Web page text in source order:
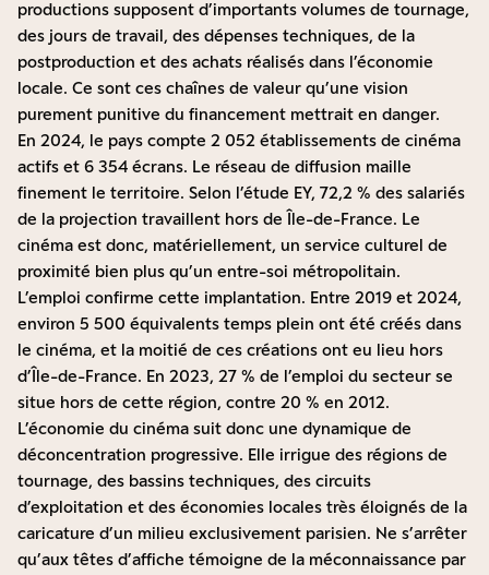
productions supposent d’importants volumes de tournage,
des jours de travail, des dépenses techniques, de la
postproduction et des achats réalisés dans l’économie
locale. Ce sont ces chaînes de valeur qu’une vision
purement punitive du financement mettrait en danger.
En 2024, le pays compte 2 052 établissements de cinéma
actifs et 6 354 écrans. Le réseau de diffusion maille
finement le territoire. Selon l’étude EY, 72,2 % des salariés
de la projection travaillent hors de Île-de-France. Le
cinéma est donc, matériellement, un service culturel de
proximité bien plus qu’un entre-soi métropolitain.
L’emploi confirme cette implantation. Entre 2019 et 2024,
environ 5 500 équivalents temps plein ont été créés dans
le cinéma, et la moitié de ces créations ont eu lieu hors
d’Île-de-France. En 2023, 27 % de l’emploi du secteur se
situe hors de cette région, contre 20 % en 2012.
L’économie du cinéma suit donc une dynamique de
déconcentration progressive. Elle irrigue des régions de
tournage, des bassins techniques, des circuits
d’exploitation et des économies locales très éloignés de la
caricature d’un milieu exclusivement parisien. Ne s’arrêter
qu’aux têtes d’affiche témoigne de la méconnaissance par